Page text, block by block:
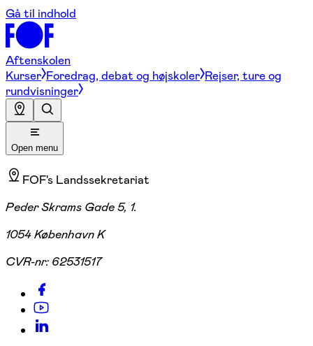
Gå til indhold
Aftenskolen
Kurser Foredrag, debat og højskoler Rejser, ture og
rundvisninger
Open menu
FOF's Landssekretariat
Peder Skrams Gade 5, 1.
1054 København K
CVR-nr: 62531517